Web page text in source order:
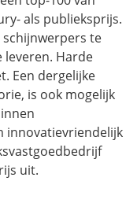
als publieksprijs.
te
leveren. Harde
Een dergelijke
is ook mogelijk
innovatievriendelijk
uit.